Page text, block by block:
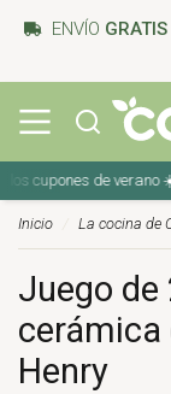
ENVÍO
cupones de verano ☀️
Inicio La cocina de
Juego de
cerámica
Henry